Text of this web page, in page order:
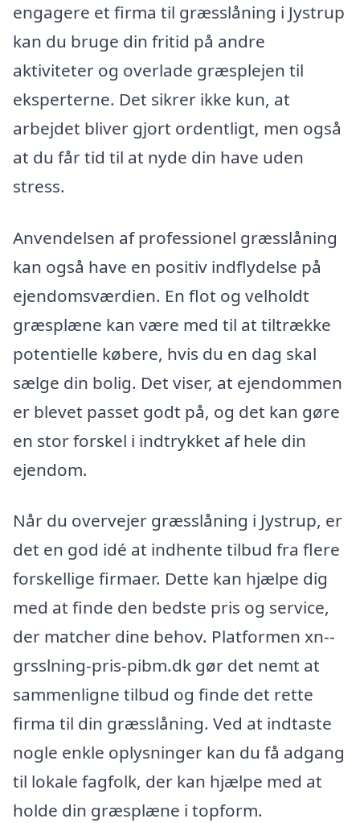
engagere et firma til græsslåning i Jystrup
kan du bruge din fritid på andre
aktiviteter og overlade græsplejen til
eksperterne. Det sikrer ikke kun, at
arbejdet bliver gjort ordentligt, men også
at du får tid til at nyde din have uden
stress.
Anvendelsen af professionel græsslåning
kan også have en positiv indflydelse på
ejendomsværdien. En flot og velholdt
græsplæne kan være med til at tiltrække
potentielle købere, hvis du en dag skal
sælge din bolig. Det viser, at ejendommen
er blevet passet godt på, og det kan gøre
en stor forskel i indtrykket af hele din
ejendom.
Når du overvejer græsslåning i Jystrup, er
det en god idé at indhente tilbud fra flere
forskellige firmaer. Dette kan hjælpe dig
med at finde den bedste pris og service,
der matcher dine behov. Platformen xn--
grsslning-pris-pibm.dk gør det nemt at
sammenligne tilbud og finde det rette
firma til din græsslåning. Ved at indtaste
nogle enkle oplysninger kan du få adgang
til lokale fagfolk, der kan hjælpe med at
holde din græsplæne i topform.